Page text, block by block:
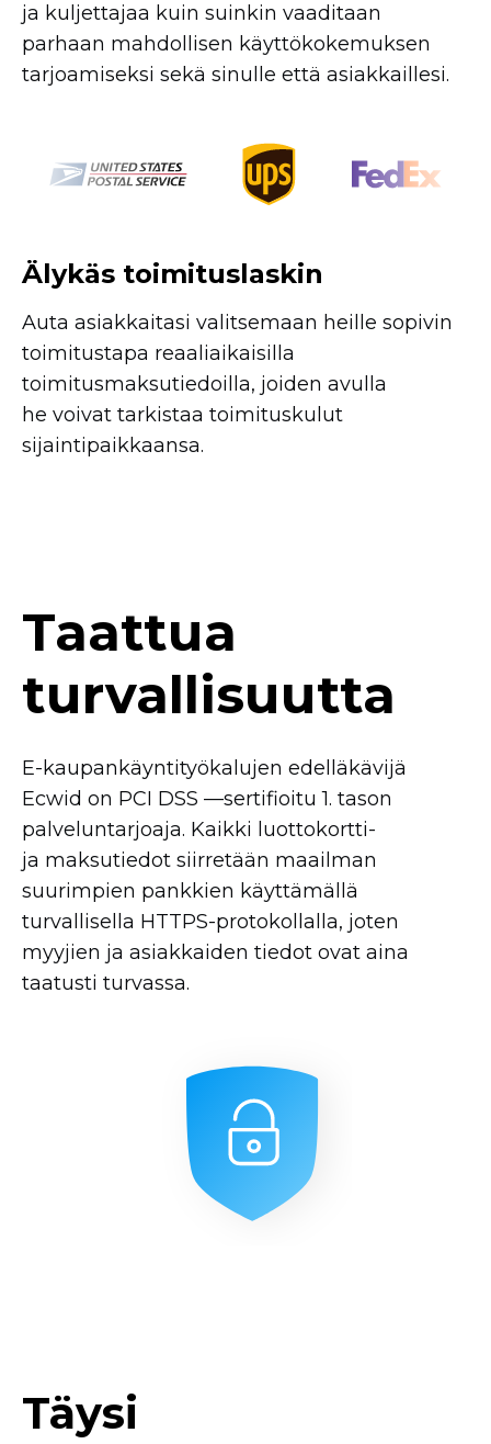
ja kuljettajaa kuin suinkin vaaditaan
parhaan mahdollisen käyttökokemuksen
tarjoamiseksi sekä sinulle että asiakkaillesi.
Älykäs toimituslaskin
Auta asiakkaitasi valitsemaan heille sopivin
toimitustapa reaaliaikaisilla
toimitusmaksutiedoilla, joiden avulla
he voivat tarkistaa toimituskulut
sijaintipaikkaansa.
Taattua
turvallisuutta
E-kaupankäyntityökalujen edelläkävijä
Ecwid on PCI DSS —sertifioitu 1. tason
palveluntarjoaja. Kaikki luottokortti-
ja maksutiedot siirretään maailman
suurimpien pankkien käyttämällä
turvallisella HTTPS-protokollalla, joten
myyjien ja asiakkaiden tiedot ovat aina
taatusti turvassa.
Täysi